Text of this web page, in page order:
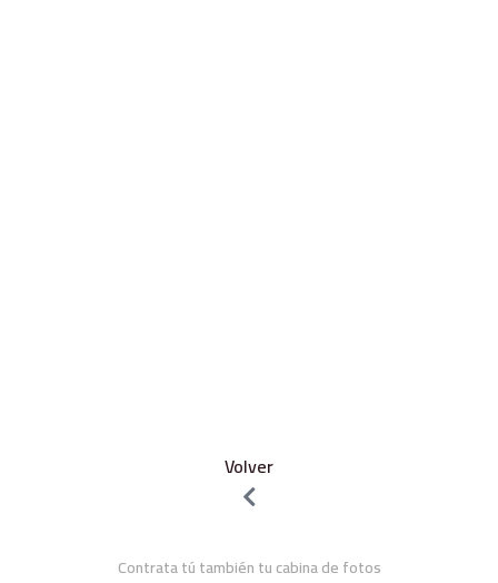
Volver
Contrata tú también tu cabina de fotos